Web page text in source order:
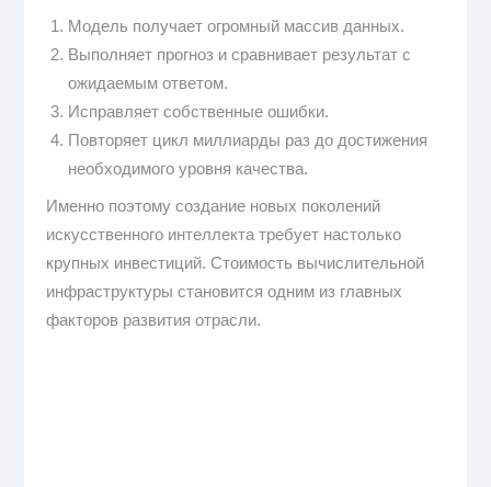
Модель получает огромный массив данных.
Выполняет прогноз и сравнивает результат с
ожидаемым ответом.
Исправляет собственные ошибки.
Повторяет цикл миллиарды раз до достижения
необходимого уровня качества.
Именно поэтому создание новых поколений
искусственного интеллекта требует настолько
крупных инвестиций. Стоимость вычислительной
инфраструктуры становится одним из главных
факторов развития отрасли.